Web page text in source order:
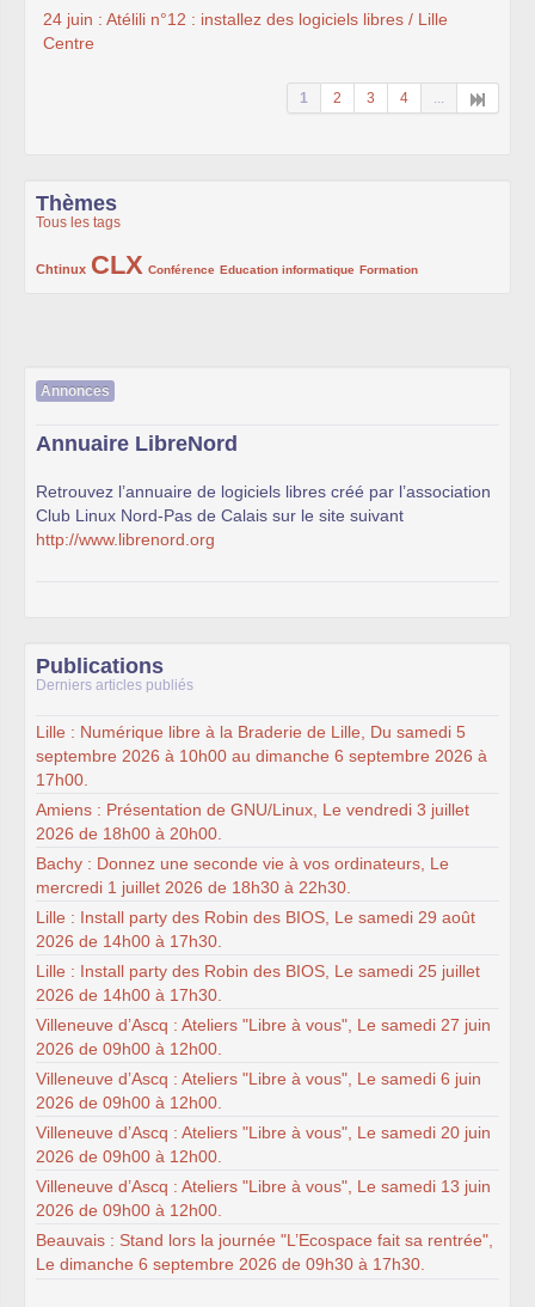
24 juin : Atélili n°12 : installez des logiciels libres / Lille
Centre
1 2 3 4 ...
Thèmes
Tous les tags
Chtinux
222/1002CLX
1002/1002 Conférence
132/1002 Education informatique
119/1002 Formation
168/1002
Annonces
Annuaire LibreNord
Retrouvez l’annuaire de logiciels libres créé par l’association
Club Linux Nord-Pas de Calais sur le site suivant
http://www.librenord.org
Publications
Derniers articles publiés
Lille : Numérique libre à la Braderie de Lille, Du samedi 5
septembre 2026 à 10h00 au dimanche 6 septembre 2026 à
17h00.
Amiens : Présentation de GNU/Linux, Le vendredi 3 juillet
2026 de 18h00 à 20h00.
Bachy : Donnez une seconde vie à vos ordinateurs, Le
mercredi 1 juillet 2026 de 18h30 à 22h30.
Lille : Install party des Robin des BIOS, Le samedi 29 août
2026 de 14h00 à 17h30.
Lille : Install party des Robin des BIOS, Le samedi 25 juillet
2026 de 14h00 à 17h30.
Villeneuve d’Ascq : Ateliers "Libre à vous", Le samedi 27 juin
2026 de 09h00 à 12h00.
Villeneuve d’Ascq : Ateliers "Libre à vous", Le samedi 6 juin
2026 de 09h00 à 12h00.
Villeneuve d’Ascq : Ateliers "Libre à vous", Le samedi 20 juin
2026 de 09h00 à 12h00.
Villeneuve d’Ascq : Ateliers "Libre à vous", Le samedi 13 juin
2026 de 09h00 à 12h00.
Beauvais : Stand lors la journée "L’Ecospace fait sa rentrée",
Le dimanche 6 septembre 2026 de 09h30 à 17h30.